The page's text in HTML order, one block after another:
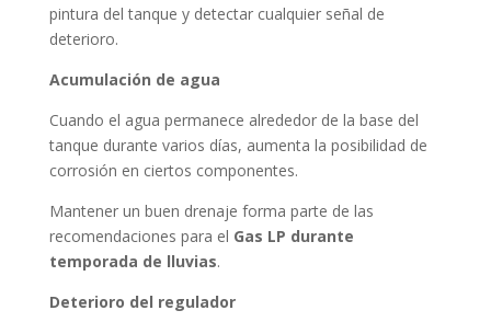
pintura del tanque y detectar cualquier señal de
deterioro.
Acumulación de agua
Cuando el agua permanece alrededor de la base del
tanque durante varios días, aumenta la posibilidad de
corrosión en ciertos componentes.
Mantener un buen drenaje forma parte de las
recomendaciones para el Gas LP durante
temporada de lluvias.
Deterioro del regulador